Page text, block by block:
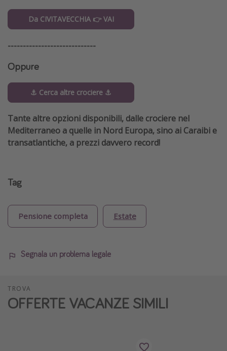
Da CIVITAVECCHIA 👉 VAI
-----------------------------
Oppure
⚓️ Cerca altre crociere ⚓️
Tante altre opzioni disponibili, dalle crociere nel
Mediterraneo a quelle in Nord Europa, sino ai Caraibi e
transatlantiche, a prezzi davvero record!
Tag
Pensione completa Estate
Segnala un problema legale
TROVA
OFFERTE VACANZE SIMILI